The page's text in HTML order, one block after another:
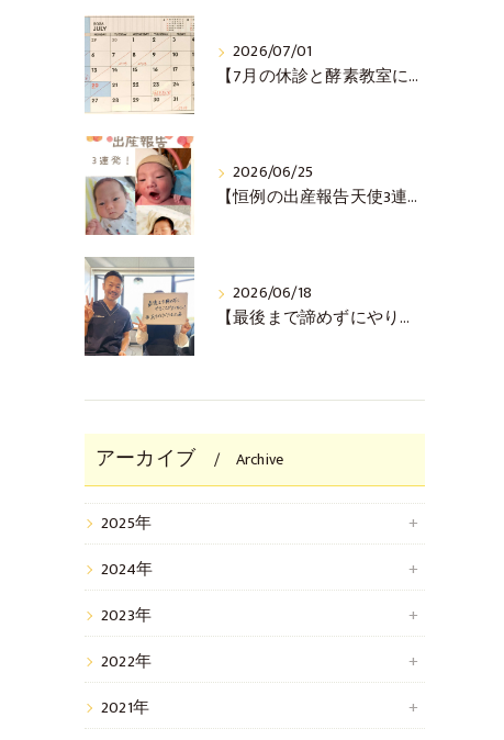
2026/07/01
【7月の休診と酵素教室について(^^♪】
2026/06/25
【恒例の出産報告天使3連発！(^^♪】
2026/06/18
【最後まで諦めずにやりきった！ご懐妊報告(^^♪】
アーカイブ Archive
2025年
2024年
2023年
2022年
2021年